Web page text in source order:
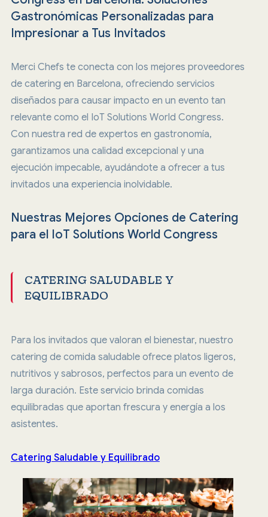
Gastronómicas Personalizadas para
Impresionar a Tus Invitados
Merci Chefs te conecta con los mejores proveedores
de catering en Barcelona, ofreciendo servicios
diseñados para causar impacto en un evento tan
relevante como el IoT Solutions World Congress.
Con nuestra red de expertos en gastronomía,
garantizamos una calidad excepcional y una
ejecución impecable, ayudándote a ofrecer a tus
invitados una experiencia inolvidable.
Nuestras Mejores Opciones de Catering
para el IoT Solutions World Congress
CATERING SALUDABLE Y
EQUILIBRADO
Para los invitados que valoran el bienestar, nuestro
catering de comida saludable ofrece platos ligeros,
nutritivos y sabrosos, perfectos para un evento de
larga duración. Este servicio brinda comidas
equilibradas que aportan frescura y energía a los
asistentes.
Catering Saludable y Equilibrado